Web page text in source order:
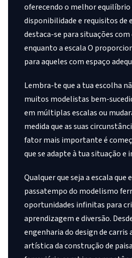
oferecendo o melhor equilíbrio
disponibilidade e requisitos de
destaca-se para situações
enquanto a escala O
para aqueles com espaço
Lembra-te que a tua escolha
muitos modelistas bem-
em múltiplas escalas ou
medida que as suas
fator mais importante é
que se adapte à tua situação e
Qualquer que seja a escala que
passatempo do modelismo
oportunidades infinitas para
aprendizagem e diversão.
engenharia do design de carris
artística da construção de